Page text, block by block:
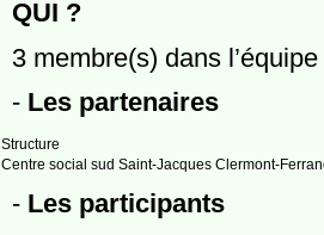
QUI ?
3 membre(s) dans
- Les partenaires
Structure
Centre social sud Saint-Jacques Clermont-
- Les participants